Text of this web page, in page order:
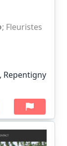
; Fleuristes
Repentigny